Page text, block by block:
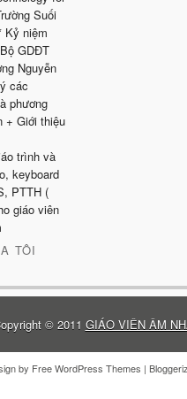
Suối
Kỷ niệm
GDĐT
Nguyễn
các
phương
+ Giới thiệu
trình và
keyboard
PTTH (
giáo viên
TÔI
© 2011 GIÁO VIÊN ÂM
by Free WordPress Themes |